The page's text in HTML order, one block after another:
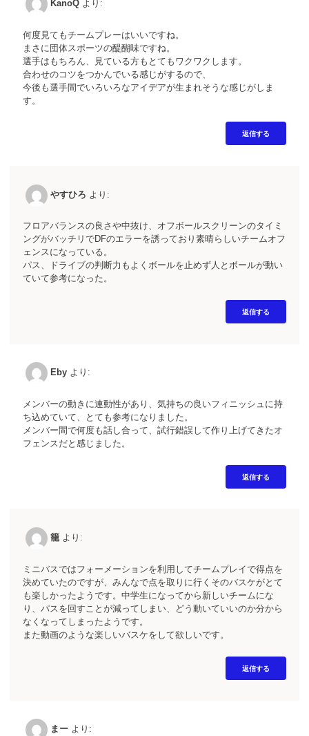
KanoQ より:
何度見てもチームプレーはいいですね。
まさに団体スポーツの醍醐味ですね。
選手はもちろん、見ている方もとてもワクワクします。
合わせのコツをつかんでいる感じがするので、
今後も選手間でいろいろなアイデアが生まれそうな感じがしま
す。
返信する
やすひろ より:
フロアバランスの良さや中抜け、オフボールスクリーンのタイミ
ングがバッチリでDFのエラーを誘っており素晴らしいチームオフ
ェンスになっている。
パス、ドライブの判断力もよくボールを止めず人とボールが動い
ていて参考になった。
返信する
Eby より:
メンバーの動きに連動性があり、気持ちの良いフィニッシュに持
ち込めていて、とても参考になりました。
メンバー間で何度も話し合って、試行錯誤して作り上げてきたオ
フェンスだと感じました。
返信する
籠 より:
ミニバスではフォーメーションを利用してチームプレイで得点を
決めていたのですが、みんなで点を取りに行くそのバスケがとて
も楽しかったようです。中学生になってから新しいチームにな
り、パスを回すことが減ってしまい、どう動いていいのか分から
なくなってしまったようです。
また動画のような楽しいバスケをして欲しいです。
返信する
まー より: